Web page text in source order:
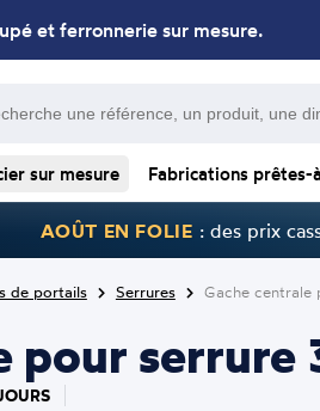
et ferronnerie sur mesure.
sur mesure Fabrications prêtes-
AOÛT EN FOLIE : des prix
de portails Serrures Gache centrale
pour serrure